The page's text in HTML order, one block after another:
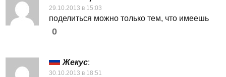
29.10.2013 в 15:03
поделиться можно только тем, что имеешь
0
Жекус:
30.10.2013 в 18:51